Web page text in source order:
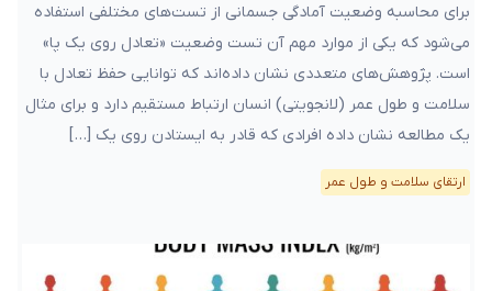
برای محاسبه وضعیت آمادگی جسمانی از تست‌های مختلفی استفاده
می‌شود که یکی از موارد مهم آن تست وضعیت «تعادل روی یک پا»
است. پژوهش‌های متعددی نشان داده‌اند که توانایی حفظ تعادل با
سلامت و طول عمر (لانجویتی) انسان ارتباط مستقیم دارد و برای مثال
یک مطالعه نشان داده افرادی که قادر به ایستادن روی یک […]
ارتقای سلامت و طول عمر